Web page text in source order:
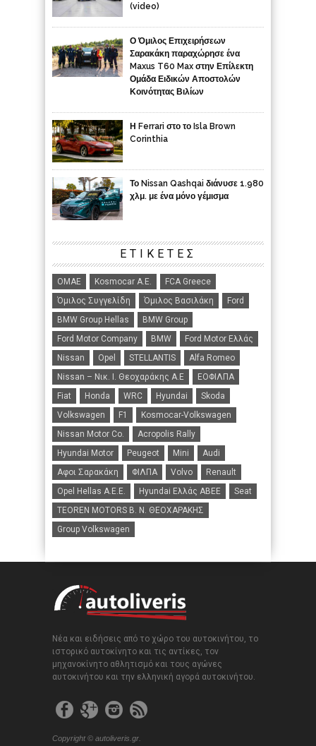
(video)
Ο Όμιλος Επιχειρήσεων
Σαρακάκη παραχώρησε ένα
Maxus T60 Max στην Επίλεκτη
Ομάδα Ειδικών Αποστολών
Κοινότητας Βιλίων
Η Ferrari στο το Isla Brown
Corinthia
Το Nissan Qashqai διάνυσε 1.980
χλμ. με ένα μόνο γέμισμα
ΕΤΙΚΈΤΕΣ
ΟΜΑΕ Kosmocar Α.Ε.
FCA Greece
Όμιλος Συγγελίδη
Όμιλος Βασιλάκη
Ford
BMW Group Hellas
BMW Group
Ford Motor Company
BMW
Ford Motor Ελλάς
Nissan
Opel STELLANTIS
Alfa Romeo
Nissan – Νικ. Ι. Θεοχαράκης Α.Ε
ΕΟΦΙΛΠΑ
Fiat
Honda WRC Hyundai
Skoda
Volkswagen
F1
Kosmocar-Volkswagen
Nissan Motor Co.
Acropolis Rally
Hyundai Motor
Peugeot Mini
Audi
Αφοι Σαρακάκη
ΦΙΛΠΑ Volvo
Renault
Opel Hellas A.E.E.
Hyundai Ελλάς ΑΒΕΕ
Seat
TEOREN MOTORS B. N. ΘΕΟΧΑΡΑΚΗΣ
Group Volkswagen
Νέα και ειδήσεις από το χώρο του αυτοκινήτου, το
ιστορικό αυτοκίνητο και τις αντίκες, τον
μηχανοκίνητο αθλητισμό και τους αγώνες
αυτοκινήτου και την ελληνική αγορά αυτοκινήτου.
Copyright © autoliveris.gr.